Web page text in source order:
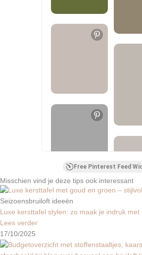
Free Pinterest Feed
Misschien vind je deze tips ook interessant
Seizoensbruiloft ideeën
Luxe kersttafel stylen: zo maak je indruk met
Lees verder
17/10/2025